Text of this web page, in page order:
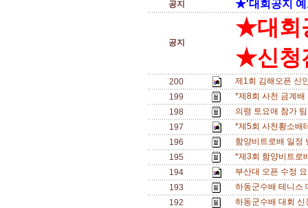
공지 ★'대회공지 예
공지
★대회
★신청
200
제1회 김해오픈 신
199
*제8회 사천 금계
198
의령 토요애 참가
197
*제5회 사천황소배
196
함양비트로배 일정
195
*제3회 함양비트로
194
부산대 오픈 수정
193
하동군수배 테니스
192
하동군수배 대회